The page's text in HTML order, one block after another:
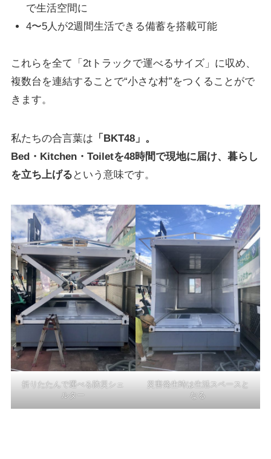
で生活空間に
4〜5人が2週間生活できる備蓄を搭載可能
これらを全て「2tトラックで運べるサイズ」に収め、
複数台を連結することで“小さな村”をつくることがで
きます。
私たちの合言葉は 「BKT48」。
Bed・Kitchen・Toiletを48時間で現地に届け、暮らし
を立ち上げる という意味です。
折りたたんで運べる防災シェ
ルター
災害発生時は生活スペースと
なる